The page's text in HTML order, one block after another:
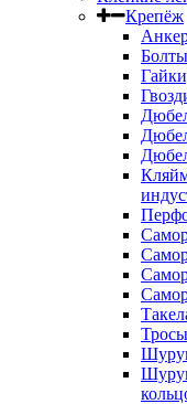
Крепёж